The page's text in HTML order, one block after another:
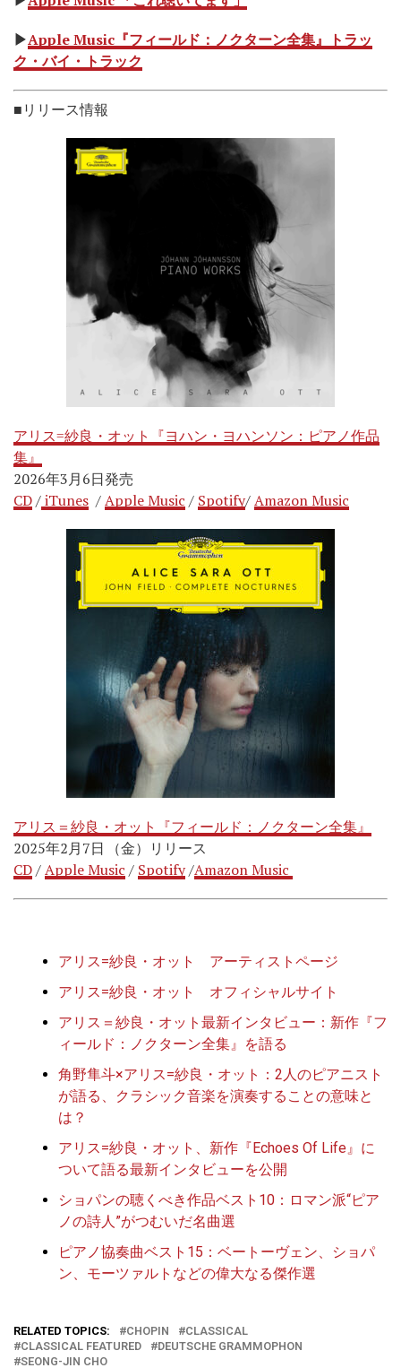
▶Apple Music『フィールド：ノクターン全集』トラッ
ク・バイ・トラック
■リリース情報
アリス=紗良・オット『ヨハン・ヨハンソン：ピアノ作品
集』
2026年3月6日発売
CD/iTunes /Apple Music / Spotify/Amazon Music
アリス＝紗良・オット『フィールド：ノクターン全集』
2025年2月7日 （金）リリース
CD/Apple Music / Spotify/Amazon Music
アリス=紗良・オット アーティストページ
アリス=紗良・オット オフィシャルサイト
アリス＝紗良・オット最新インタビュー：新作『フ
ィールド：ノクターン全集』を語る
角野隼斗×アリス=紗良・オット：2人のピアニスト
が語る、クラシック音楽を演奏することの意味と
は？
アリス=紗良・オット、新作『Echoes Of Life』に
ついて語る最新インタビューを公開
ショパンの聴くべき作品ベスト10：ロマン派“ピア
ノの詩人”がつむいだ名曲選
ピアノ協奏曲ベスト15：ベートーヴェン、ショパ
ン、モーツァルトなどの偉大なる傑作選
RELATED TOPICS: CHOPIN
CLASSICAL
CLASSICAL FEATURED
DEUTSCHE GRAMMOPHON
SEONG-JIN CHO